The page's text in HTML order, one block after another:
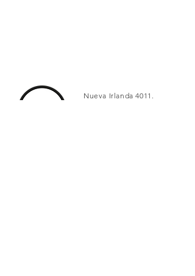
Nueva Irlanda 4011.